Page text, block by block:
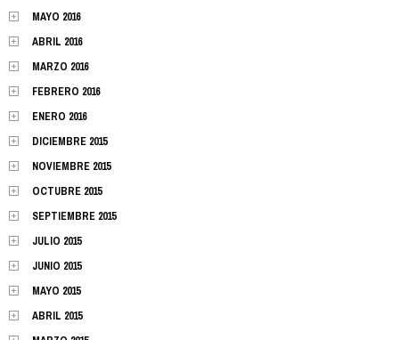
MAYO 2016
ABRIL 2016
MARZO 2016
FEBRERO 2016
ENERO 2016
DICIEMBRE 2015
NOVIEMBRE 2015
OCTUBRE 2015
SEPTIEMBRE 2015
JULIO 2015
JUNIO 2015
MAYO 2015
ABRIL 2015